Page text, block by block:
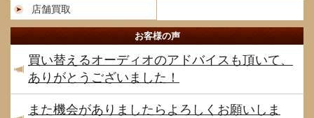
店舗買取
お客様の声
買い替えるオーディオのアドバイスも頂いて、
ありがとうございました！
また機会がありましたらよろしくお願いしま